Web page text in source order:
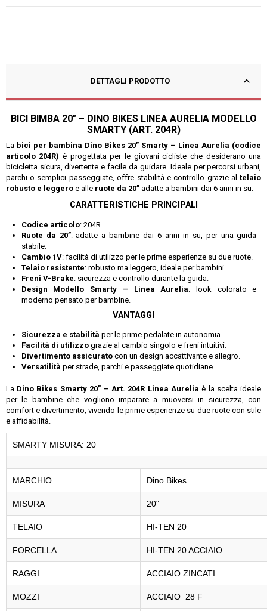
DETTAGLI PRODOTTO
BICI BIMBA 20" – DINO BIKES LINEA AURELIA MODELLO
SMARTY (ART. 204R)
La bici per bambina Dino Bikes 20” Smarty – Linea Aurelia (codice
articolo 204R) è progettata per le giovani cicliste che desiderano una
bicicletta sicura, divertente e facile da guidare. Ideale per percorsi urbani,
parchi o semplici passeggiate, offre stabilità e controllo grazie altelaio
robusto e leggeroe alle ruote da 20”adatte a bambini dai 6 anni in su.
CARATTERISTICHE PRINCIPALI
Codice articolo: 204R
Ruote da 20”: adatte a bambine dai 6 anni in su, per una guida
stabile.
Cambio 1V: facilità di utilizzo per le prime esperienze su due ruote.
Telaio resistente: robusto ma leggero, ideale per bambini.
Freni V-Brake: sicurezza e controllo durante la guida.
Design Modello Smarty – Linea Aurelia: look colorato e
moderno pensato per bambine.
VANTAGGI
Sicurezza e stabilità per le prime pedalate in autonomia.
Facilità di utilizzograzie al cambio singolo e freni intuitivi.
Divertimento assicuratocon un design accattivante e allegro.
Versatilità per strade, parchi e passeggiate quotidiane.
La Dino Bikes Smarty 20” – Art. 204R Linea Aurelia è la scelta ideale
per le bambine che vogliono imparare a muoversi in sicurezza, con
comfort e divertimento, vivendo le prime esperienze su due ruote con stile
e affidabilità.
SMARTY MISURA: 20
MARCHIO Dino Bikes
MISURA 20"
TELAIO HI-TEN 20
FORCELLA HI-TEN 20 ACCIAIO
RAGGI ACCIAIO ZINCATI
MOZZI ACCIAIO 28 F